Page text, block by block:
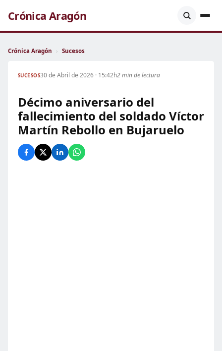
Crónica Aragón
Crónica Aragón › Sucesos
SUCESOS30 de Abril de 2026 · 15:42h2 min de lectura
Décimo aniversario del
fallecimiento del soldado Víctor
Martín Rebollo en Bujaruelo